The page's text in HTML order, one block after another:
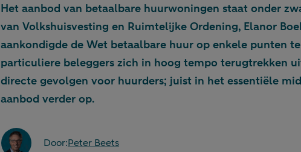
Het aanbod van betaalbare huurwoningen staat onder
van Volkshuisvesting en Ruimtelijke Ordening, Elanor
aankondigde de Wet betaalbare huur op enkele punten
particuliere beleggers zich in hoog tempo terugtrekken
directe gevolgen voor huurders; juist in het essentiële
aanbod verder op.
Door:Peter Beets